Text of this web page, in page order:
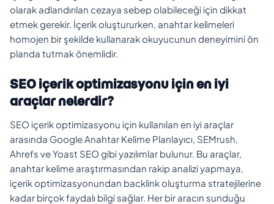
olarak adlandırılan cezaya sebep olabileceği için dikkat
etmek gerekir. İçerik oluştururken, anahtar kelimeleri
homojen bir şekilde kullanarak okuyucunun deneyimini ön
planda tutmak önemlidir.
SEO içerik optimizasyonu için en iyi
araçlar nelerdir?
SEO içerik optimizasyonu için kullanılan en iyi araçlar
arasında Google Anahtar Kelime Planlayıcı, SEMrush,
Ahrefs ve Yoast SEO gibi yazılımlar bulunur. Bu araçlar,
anahtar kelime araştırmasından rakip analizi yapmaya,
içerik optimizasyonundan backlink oluşturma stratejilerine
kadar birçok faydalı bilgi sağlar. Her bir aracın sunduğu